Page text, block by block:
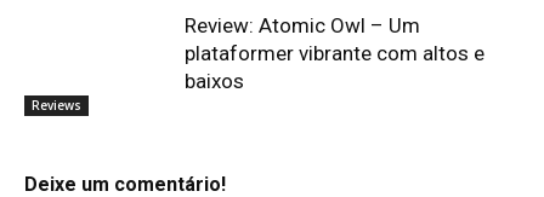
Reviews
Review: Atomic Owl – Um
plataformer vibrante com altos e
baixos
Deixe um comentário!